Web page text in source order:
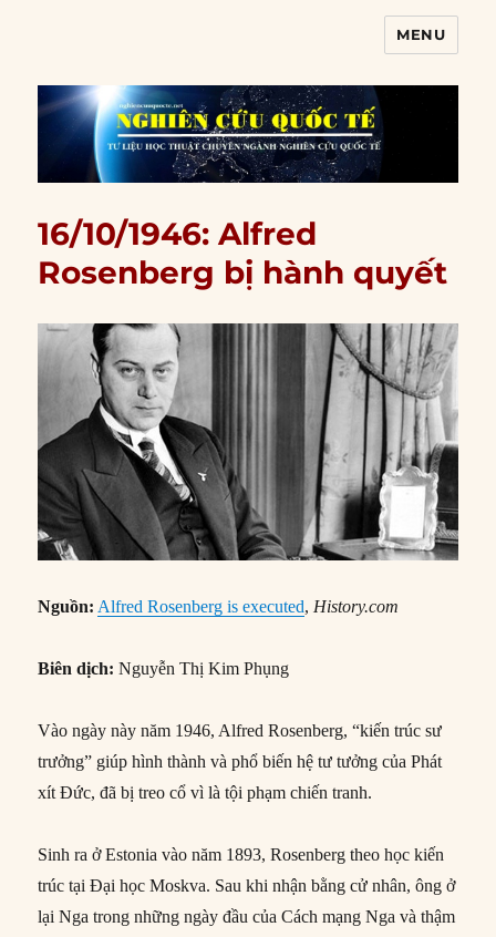
MENU
16/10/1946: Alfred
Rosenberg bị hành quyết
Nguồn: Alfred Rosenberg is executed,History.com
Biên dịch: Nguyễn Thị Kim Phụng
Vào ngày này năm 1946, Alfred Rosenberg, “kiến trúc sư
trưởng” giúp hình thành và phổ biến hệ tư tưởng của Phát
xít Đức, đã bị treo cổ vì là tội phạm chiến tranh.
Sinh ra ở Estonia vào năm 1893, Rosenberg theo học kiến
trúc tại Đại học Moskva. Sau khi nhận bằng cử nhân, ông ở
lại Nga trong những ngày đầu của Cách mạng Nga và thậm